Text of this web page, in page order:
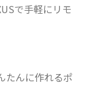
で手軽にリモ
たんに作れるポ